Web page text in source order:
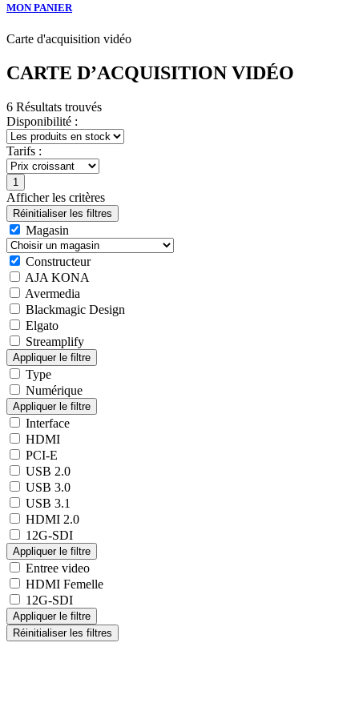
MON PANIER
Carte d'acquisition vidéo
CARTE D’ACQUISITION VIDÉO
6 Résultats trouvés
Disponibilité :
Tarifs :
Afficher les critères
Magasin
Constructeur
AJA KONA
Avermedia
Blackmagic Design
Elgato
Streamplify
Type
Numérique
Interface
HDMI
PCI-E
USB 2.0
USB 3.0
USB 3.1
HDMI 2.0
12G-SDI
Entree video
HDMI Femelle
12G-SDI